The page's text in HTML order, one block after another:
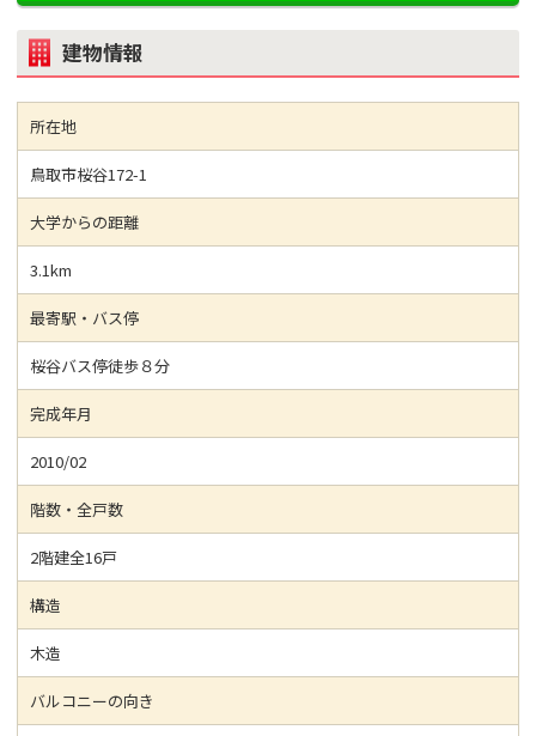
建物情報
所在地
鳥取市桜谷172-1
大学からの距離
3.1km
最寄駅・バス停
桜谷バス停徒歩８分
完成年月
2010/02
階数・全戸数
2階建全16戸
構造
木造
バルコニーの向き